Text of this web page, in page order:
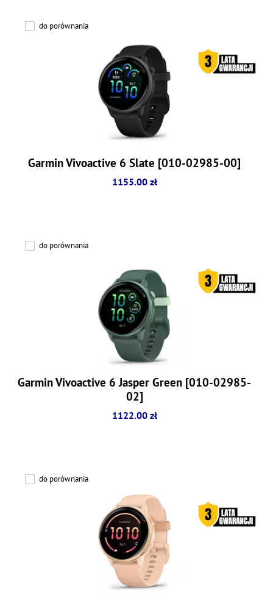
do porównania
Garmin Vivoactive 6 Slate [010-02985-00]
1155.00 zł
do porównania
Garmin Vivoactive 6 Jasper Green [010-02985-
02]
1122.00 zł
do porównania